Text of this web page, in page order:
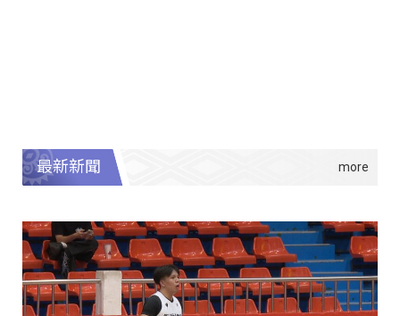
最新新聞